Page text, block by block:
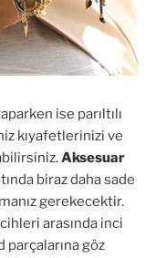
ise parıltılı
kıyafetlerinizi ve
Aksesuar
biraz daha sade
gerekecektir.
arasında inci
parçalarına göz